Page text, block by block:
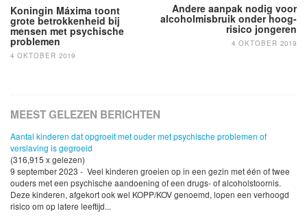
Andere aanpak nodig voor
alcoholmisbruik onder hoog-
risico jongeren
4 OKTOBER 2019
Koningin Máxima toont
grote betrokkenheid bij
mensen met psychische
problemen
4 OKTOBER 2019
MEEST GELEZEN BERICHTEN
Aantal kinderen dat opgroeit met ouder met psychische problemen of
verslaving is gegroeid
(316,915 x gelezen)
9 september 2023 - Veel kinderen groeien op in een gezin met één of twee
ouders met een psychische aandoening of een drugs- of alcoholstoornis.
Deze kinderen, afgekort ook wel KOPP/KOV genoemd, lopen een verhoogd
risico om op latere leeftijd...